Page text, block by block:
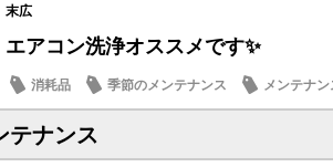
末広
エアコン洗浄オススメです✨
消耗品 季節のメンテナンス
メンテナ
話題の情報
テナンス